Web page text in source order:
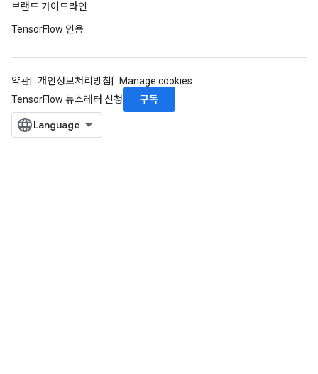
브랜드 가이드라인
TensorFlow 인용
약관 개인정보처리방침
Manage cookies
TensorFlow 뉴스레터 신청
구독